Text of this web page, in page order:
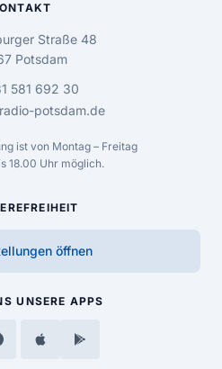
Straße 48
Potsdam
581 692 30
potsdam.de
ist von Montag – Freitag
18.00 Uhr möglich.
öffnen
UNSERE APPS